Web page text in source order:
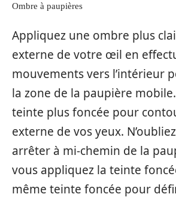
Ombre à paupières
Appliquez une ombre plus
externe de votre œil en
mouvements vers l’intérieur
la zone de la paupière
teinte plus foncée pour
externe de vos yeux.
arrêter à mi-chemin de la
vous appliquez la teinte
même teinte foncée pour